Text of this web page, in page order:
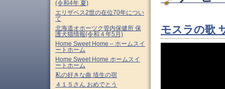
モスラの歌
(令和4年 夏)
エリザベス2世の在位70年につい
て
北海道オホーツク管内保健所 保
護犬猫情報(令和４年5月)
Home Sweet Home – ホームスイ
ートホーム
Home Sweet Home ホームスイ
ートホーム
私の好きな曲 埴生の宿
４１５さん おめでとう